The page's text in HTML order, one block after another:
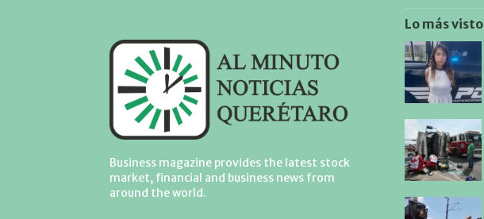
Business magazine provides the latest stock
market, financial and business news from
around the world.
Lo más visto